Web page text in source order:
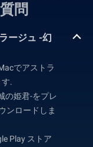
問
ージュ -幻
でアストラ
.
の姫君-をプレ
ンロードしま
Play ストア